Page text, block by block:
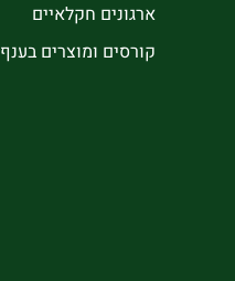
ארגונים חקלאיים
קורסים ומוצרים בענף